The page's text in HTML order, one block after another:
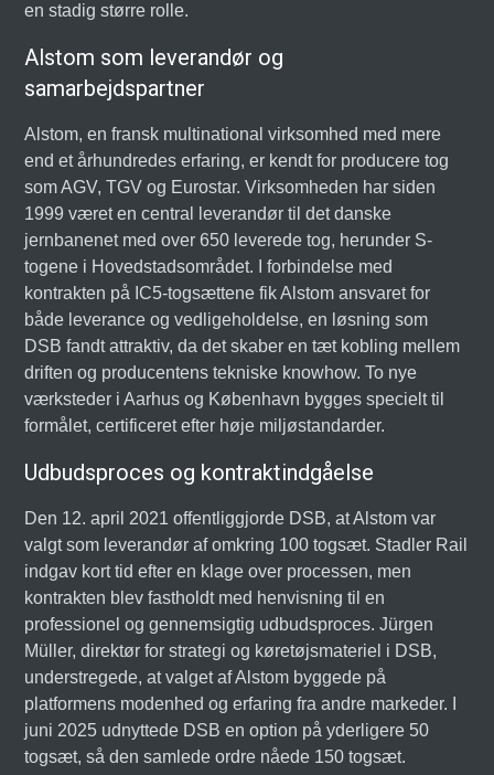
en stadig større rolle.
Alstom som leverandør og
samarbejdspartner
Alstom, en fransk multinational virksomhed med mere
end et århundredes erfaring, er kendt for producere tog
som AGV, TGV og Eurostar. Virksomheden har siden
1999 været en central leverandør til det danske
jernbanenet med over 650 leverede tog, herunder S-
togene i Hovedstadsområdet. I forbindelse med
kontrakten på IC5-togsættene fik Alstom ansvaret for
både leverance og vedligeholdelse, en løsning som
DSB fandt attraktiv, da det skaber en tæt kobling mellem
driften og producentens tekniske knowhow. To nye
værksteder i Aarhus og København bygges specielt til
formålet, certificeret efter høje miljøstandarder.
Udbudsproces og kontraktindgåelse
Den 12. april 2021 offentliggjorde DSB, at Alstom var
valgt som leverandør af omkring 100 togsæt. Stadler Rail
indgav kort tid efter en klage over processen, men
kontrakten blev fastholdt med henvisning til en
professionel og gennemsigtig udbudsproces. Jürgen
Müller, direktør for strategi og køretøjsmateriel i DSB,
understregede, at valget af Alstom byggede på
platformens modenhed og erfaring fra andre markeder. I
juni 2025 udnyttede DSB en option på yderligere 50
togsæt, så den samlede ordre nåede 150 togsæt.